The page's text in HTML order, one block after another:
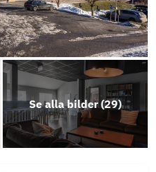
Se alla bilder (29)